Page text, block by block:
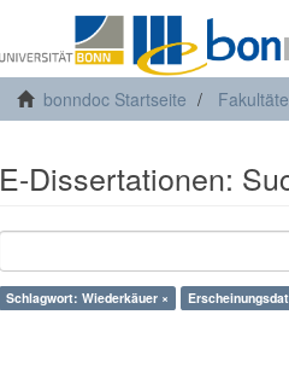
bonndoc Startseite
E-Dissertationen:
Schlagwort: Wiederkäuer ×